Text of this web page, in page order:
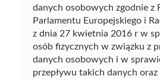
danych osobowych zgodnie z
Parlamentu Europejskiego i
z dnia 27 kwietnia 2016 r w
osób fizycznych w związku z
danych osobowych i w
przepływu takich danych oraz